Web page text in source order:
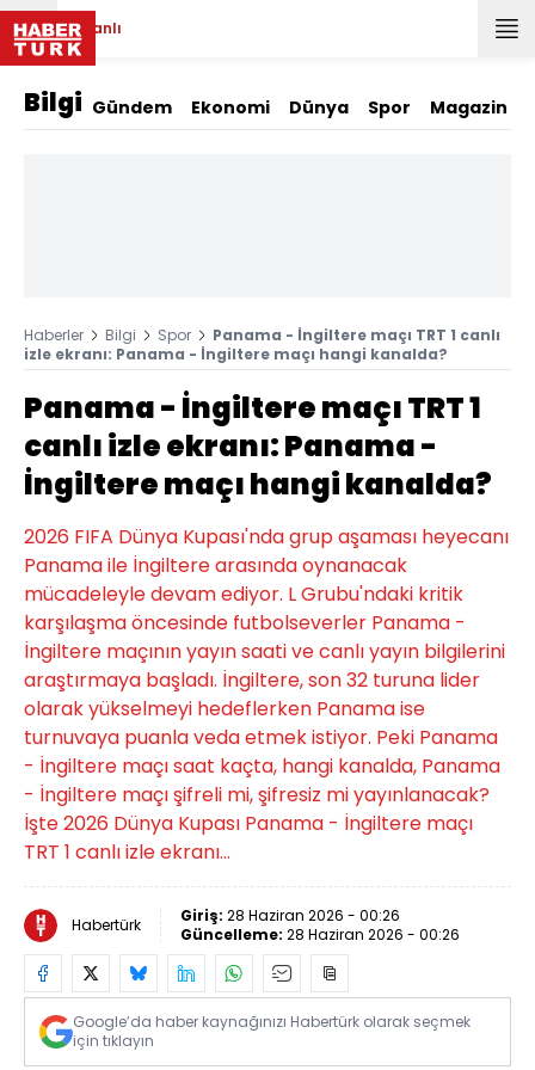
Canlı
Bilgi Gündem Ekonomi Dünya Spor Magazin
Haberler Bilgi Spor
Panama - İngiltere maçı TRT 1 canlı
izle ekranı: Panama - İngiltere maçı hangi kanalda?
Panama - İngiltere maçı TRT 1
canlı izle ekranı: Panama -
İngiltere maçı hangi kanalda?
2026 FIFA Dünya Kupası'nda grup aşaması heyecanı
Panama ile İngiltere arasında oynanacak
mücadeleyle devam ediyor. L Grubu'ndaki kritik
karşılaşma öncesinde futbolseverler Panama -
İngiltere maçının yayın saati ve canlı yayın bilgilerini
araştırmaya başladı. İngiltere, son 32 turuna lider
olarak yükselmeyi hedeflerken Panama ise
turnuvaya puanla veda etmek istiyor. Peki Panama
- İngiltere maçı saat kaçta, hangi kanalda, Panama
- İngiltere maçı şifreli mi, şifresiz mi yayınlanacak?
İşte 2026 Dünya Kupası Panama - İngiltere maçı
TRT 1 canlı izle ekranı...
Habertürk Giriş: 28 Haziran 2026 - 00:26
Güncelleme: 28 Haziran 2026 - 00:26
Google’da haber kaynağınızı Habertürk olarak seçmek
için tıklayın